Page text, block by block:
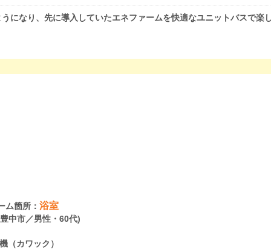
になり、先に導入していたエネファームを快適なユニットバスで楽
ム箇所：浴室
中市／男性・60代)
（カワック）